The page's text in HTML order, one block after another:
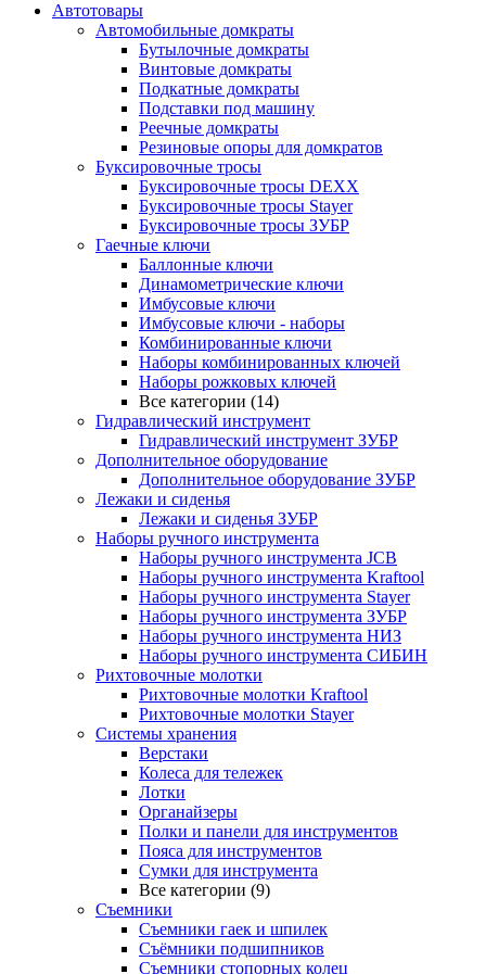
Автотовары
Автомобильные домкраты
Бутылочные домкраты
Винтовые домкраты
Подкатные домкраты
Подставки под машину
Реечные домкраты
Резиновые опоры для домкратов
Буксировочные тросы
Буксировочные тросы DEXX
Буксировочные тросы Stayer
Буксировочные тросы ЗУБР
Гаечные ключи
Баллонные ключи
Динамометрические ключи
Имбусовые ключи
Имбусовые ключи - наборы
Комбинированные ключи
Наборы комбинированных ключей
Наборы рожковых ключей
Все категории (14)
Гидравлический инструмент
Гидравлический инструмент ЗУБР
Дополнительное оборудование
Дополнительное оборудование ЗУБР
Лежаки и сиденья
Лежаки и сиденья ЗУБР
Наборы ручного инструмента
Наборы ручного инструмента JCB
Наборы ручного инструмента Kraftool
Наборы ручного инструмента Stayer
Наборы ручного инструмента ЗУБР
Наборы ручного инструмента НИЗ
Наборы ручного инструмента СИБИН
Рихтовочные молотки
Рихтовочные молотки Kraftool
Рихтовочные молотки Stayer
Системы хранения
Верстаки
Колеса для тележек
Лотки
Органайзеры
Полки и панели для инструментов
Пояса для инструментов
Сумки для инструмента
Все категории (9)
Съемники
Съемники гаек и шпилек
Съёмники подшипников
Съемники стопорных колец